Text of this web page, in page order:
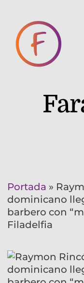
Portada »
dominicano
barbero con
Filadelfia